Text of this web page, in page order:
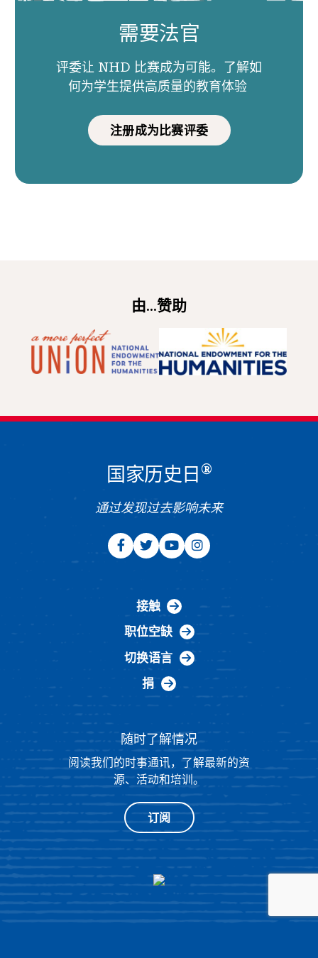
需要法官
评委让 NHD 比赛成为可能。了解如
何为学生提供高质量的教育体验
注册成为比赛评委
由...赞助
国家历史日 ®
通过发现过去影响未来
接触
职位空缺
切换语言
捐
随时了解情况
阅读我们的时事通讯，了解最新的资
源、活动和培训。
订阅